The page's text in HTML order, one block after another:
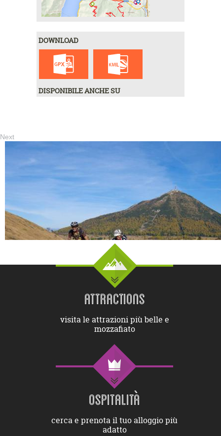
DOWNLOAD
DISPONIBILE ANCHE SU
Next
ATTRACTIONS
visita le attrazioni più belle e
mozzafiato
OSPITALITÀ
cerca e prenota il tuo alloggio più
adatto